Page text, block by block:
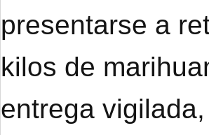
presentarse a
kilos de
entrega